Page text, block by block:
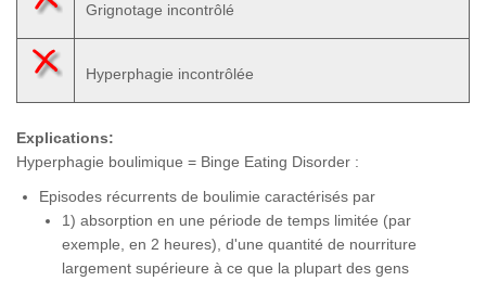
Grignotage incontrôlé
Hyperphagie incontrôlée
Explications:
Hyperphagie boulimique = Binge Eating Disorder :
Episodes récurrents de boulimie caractérisés par
1) absorption en une période de temps limitée (par
exemple, en 2 heures), d'une quantité de nourriture
largement supérieure à ce que la plupart des gens